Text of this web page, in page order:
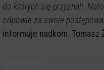
do których się przyznali.
odpowie za swoje
informuje nadkom.